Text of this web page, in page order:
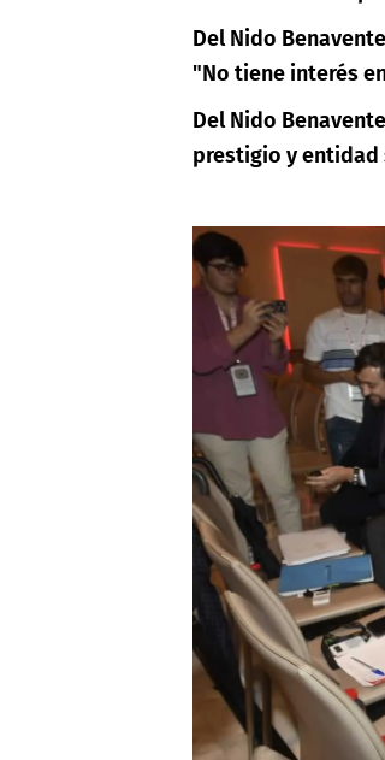
Del Nido
"No tiene interés
Del Nido
prestigio y entidad